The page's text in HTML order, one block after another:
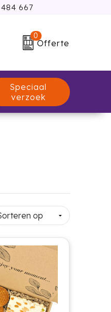
667
0
Offerte
Speciaal
verzoek